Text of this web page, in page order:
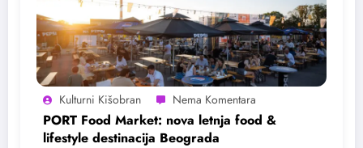
Kulturni Kišobran
PORT Food Market: nova letnja food &
lifestyle destinacija Beograda